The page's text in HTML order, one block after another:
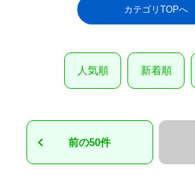
カテゴリTOPへ
人気順 新着順
前の50件